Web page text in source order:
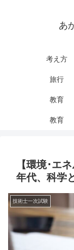
あ
考え方
旅行
教育
教育
【環境･エ
年代、科学
技術士一次試験